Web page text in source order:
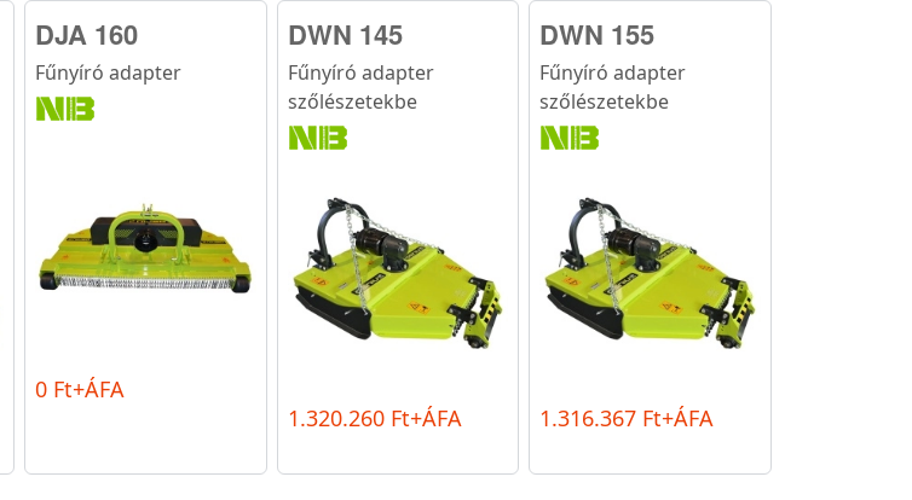
DJA 160
Fűnyíró adapter
0 Ft+ÁFA
DWN 145
Fűnyíró adapter
szőlészetekbe
1.320.260 Ft+ÁFA
DWN 155
Fűnyíró adapter
szőlészetekbe
1.316.367 Ft+ÁFA